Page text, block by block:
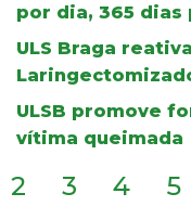
por dia, 365 dias
ULS Braga
ULSB promove
vítima queimada
2 3 4 5